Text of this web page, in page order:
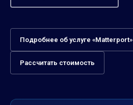
Подробнее об услуге «Matterport»
Рассчитать стоимость